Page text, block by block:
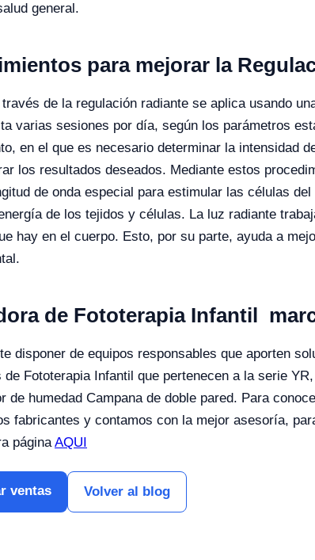
general.
para mejorar la
de la regulación radiante se aplica usando
varias sesiones por día, según los parámetros
en el que es necesario determinar la intensidad
los resultados deseados. Mediante estos
de onda especial para estimular las células
de los tejidos y células. La luz radiante
hay en el cuerpo. Esto, por su parte, ayuda a
de Fototerapia Infantil
disponer de equipos responsables que aporten
de Fototerapia Infantil que pertenecen a la serie
de humedad Campana de doble pared. Para
fabricantes y contamos con la mejor asesoría,
páginaAQUI
ventas Volver al blog